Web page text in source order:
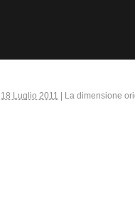
18 Luglio 2011 La dimensione